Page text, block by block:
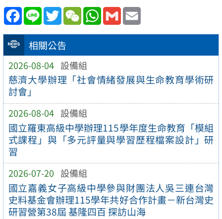
相關公告
2026-08-04 設備組
慈濟大學辦理「社會情緒發展與生命教育學術研
討會」
2026-08-04 設備組
國立羅東高級中學辦理115學年度生命教育「模組
式課程」與「多元評量與學習歷程檔案設計」研
習
2026-07-20 設備組
國立嘉義女子高級中學參與財團法人吳三連台灣
史料基金會辦理115學年共好合作計畫－新台灣史
研習營第38屆 基隆四百 探訪山海
Facebook
Line TwitterWeChatWhatsApp
Gmail